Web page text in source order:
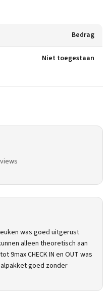
Bedrag
Niet toegestaan
was goed uitgerust
alleen theoretisch aan
9max CHECK IN en OUT was
goed zonder